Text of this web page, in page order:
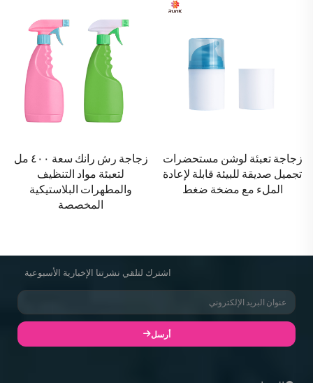
زجاجة تعبئة لوشن مستحضرات
تجميل صديقة للبيئة قابلة لإعادة
الملء مع مضخة ضغط
زجاجة رش رانك سعة ٤٠٠ مل
لتعبئة مواد التنظيف
والمطهرات البلاستيكية
المخصصة
اشترك لتلقي نشرتنا الإخبارية الأسبوعية
أرسل